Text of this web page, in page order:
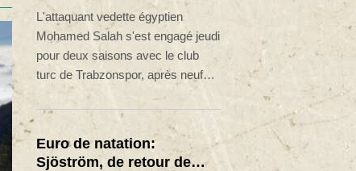
saisons avec Trabzonspor
L'attaquant vedette égyptien
Mohamed Salah s'est engagé jeudi
pour deux saisons avec le club
turc de Trabzonspor, après neuf
Angleterre à Liverpool.
Euro de natation:
Sjöström, de retour de